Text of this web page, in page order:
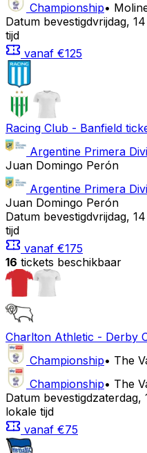
Championship•
Datum bevestigdvrijdag,
tijd
vanaf €125
Racing Club - Banfield
Argentine Primera
Juan Domingo Perón
Argentine Primera
Juan Domingo Perón
Datum bevestigdvrijdag,
tijd
vanaf €175
16 tickets beschikbaar
Charlton Athletic - Derby
Championship• The
Championship• The
Datum bevestigdzaterdag,
lokale tijd
vanaf €75